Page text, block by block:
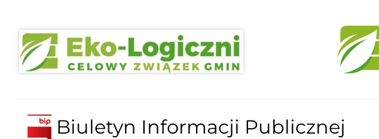
Biuletyn Informacji Publicznej